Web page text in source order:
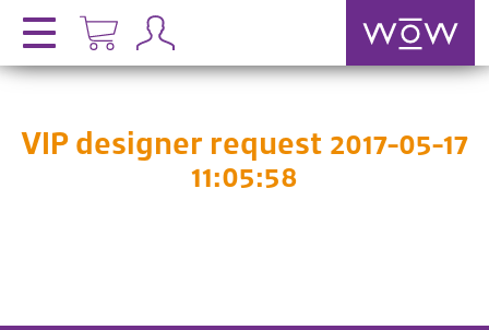
VIP designer request 2017-05-17
11:05:58